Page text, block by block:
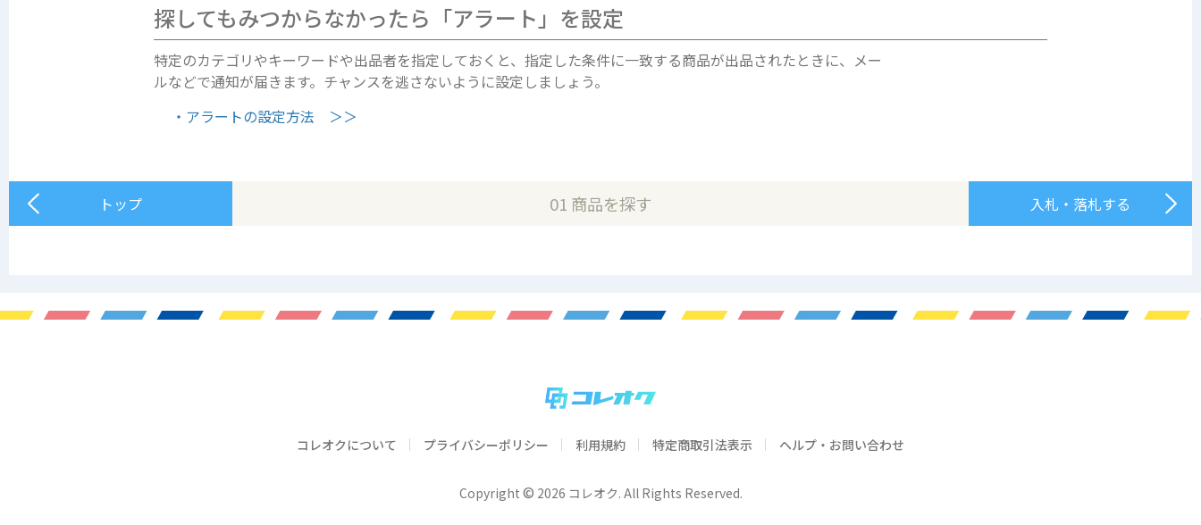
探してもみつからなかったら「アラート」を設定
特定のカテゴリやキーワードや出品者を指定しておくと、指定した条件に一致する商品が出品されたときに、メー
ルなどで通知が届きます。チャンスを逃さないように設定しましょう。
・アラートの設定方法 ＞＞
トップ 01 商品を探す 入札・落札する
コレオクについて プライバシーポリシー 利用規約 特定商取引法表示 ヘルプ・お問い合わせ
Copyright © 2026 コレオク. All Rights Reserved.